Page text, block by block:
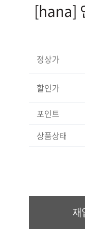
[hana]
정상가
할인가
포인트
상품상태
재